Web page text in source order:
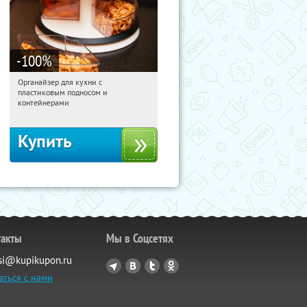
-100%
01:07:05 Получили:
Россия
Органайзер для кухни с
пластиковым подносом и
контейнерами
Купить
с нами
Мы в Соцсетях